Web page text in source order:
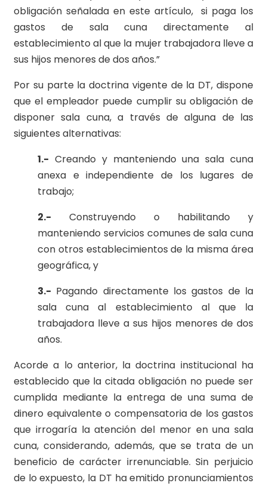
obligación señalada en este artículo, si paga los
gastos de sala cuna directamente al
establecimiento al que la mujer trabajadora lleve a
sus hijos menores de dos años.”
Por su parte la doctrina vigente de la DT, dispone
que el empleador puede cumplir su obligación de
disponer sala cuna, a través de alguna de las
siguientes alternativas:
1.- Creando y manteniendo una sala cuna
anexa e independiente de los lugares de
trabajo;
2.- Construyendo o habilitando y
manteniendo servicios comunes de sala cuna
con otros establecimientos de la misma área
geográfica, y
3.- Pagando directamente los gastos de la
sala cuna al establecimiento al que la
trabajadora lleve a sus hijos menores de dos
años.
Acorde a lo anterior, la doctrina institucional ha
establecido que la citada obligación no puede ser
cumplida mediante la entrega de una suma de
dinero equivalente o compensatoria de los gastos
que irrogaría la atención del menor en una sala
cuna, considerando, además, que se trata de un
beneficio de carácter irrenunciable. Sin perjuicio
de lo expuesto, la DT ha emitido pronunciamientos